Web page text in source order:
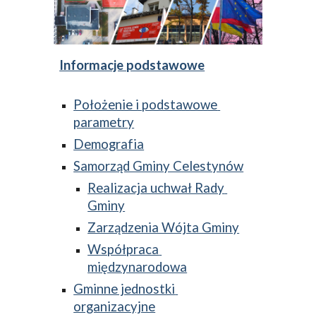
Informacje podstawowe
Położenie i podstawowe
parametry
Demografia
Samorząd Gminy Celestynów
Realizacja uchwał Rady
Gminy
Zarządzenia Wójta Gminy
Współpraca
międzynarodowa
Gminne jednostki
organizacyjne